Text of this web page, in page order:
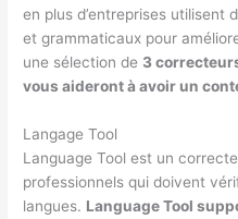
en plus d’entreprises utilisent
et grammaticaux pour
une sélection de 3
vous aideront à avoir un
Langage Tool
Language Tool est un
professionnels qui doivent
langues. Language Tool